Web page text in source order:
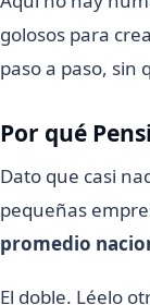
golosos para
paso a paso, sin
Por qué
Dato que casi
pequeñas
promedio
El doble. Léelo